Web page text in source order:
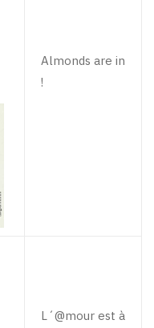
Almonds are in
!
L´@mour est à